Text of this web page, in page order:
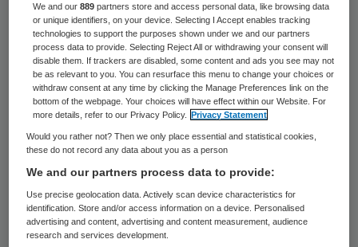
neiging tot het betalen van het gevraagde
bedrag groter is.
Dit meldtBNR, op basis van informatie van
beveiligingsbedrijven en een verzekeraar.
Zo’n 30 procent van alle inbraken in
zorginstelling. Hackers komen niet zomaar
bij de zorg terecht, vertelt Daniel Jacobs
van verzekeraar Ace aan BNR.
We and our889 partners store and access personal data, like browsing data
or unique identifiers, on your device. Selecting I Accept enables tracking
technologies to support the purposes shown under we and our partners
process data to provide. Selecting Reject All or withdrawing your consent will
disable them. If trackers are disabled, some content and ads you see may not
be as relevant to you. You can resurface this menu to change your choices or
withdraw consent at any time by clicking the Manage Preferences link on the
bottom of the webpage. Your choices will have effect within our Website. For
more details, refer to our Privacy Policy.
Privacy Statement
Would you rather not? Then we only place essential and statistical cookies,
these do not record any data about you as a person
We and our partners process data to provide:
Use precise geolocation data. Actively scan device characteristics for
identification. Store and/or access information on a device. Personalised
advertising and content, advertising and content measurement, audience
research and services development.